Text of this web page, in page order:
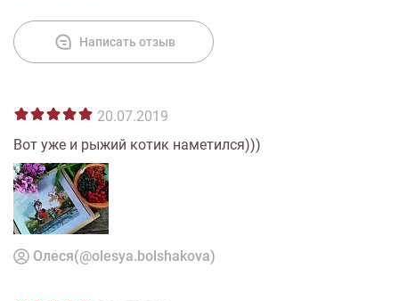
Написать отзыв
20.07.2019
Вот уже и рыжий котик наметился)))
Олеся(@olesya.bolshakova)